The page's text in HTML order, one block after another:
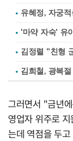
유혜정, 자궁
'마약 자숙' 유
김정렬 "친형
김희철, 광복
그러면서 "금년
영업자 위주로
는데 역점을 두